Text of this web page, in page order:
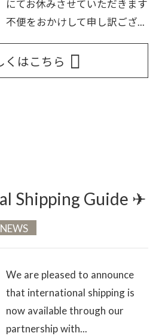
にてお休みさせていただきます
不便をおかけして申し訳ござ...
くはこちら
Shipping Guide ✈
NEWS
We are pleased to announce
that international shipping is
now available through our
partnership with...